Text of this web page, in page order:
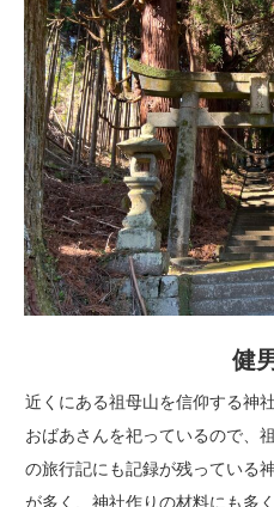
健
近くにある祖母山を信仰する神
おばあさんを祀っているので、
の旅行記にも記録が残っている
が多く、神社作りの材料にも多